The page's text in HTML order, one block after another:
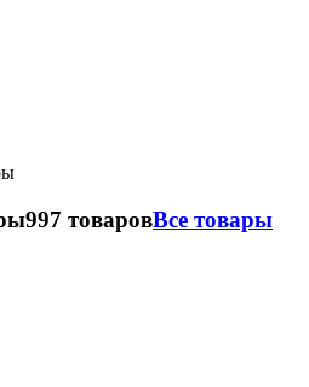
997 товаровВсе товары